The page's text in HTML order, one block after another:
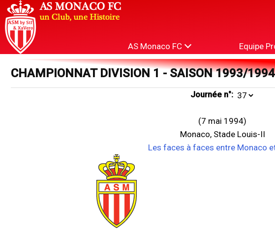
AS Monaco FC Equipe
CHAMPIONNAT DIVISION 1 - SAISON 1993/1994
Journée n°:
(7 mai 1994)
Monaco, Stade Louis-II
Les faces à faces entre Monaco